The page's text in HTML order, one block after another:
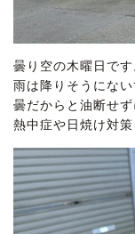
曇り空の木曜日です
雨は降りそうにない
曇だからと油断せず
熱中症や日焼け対策